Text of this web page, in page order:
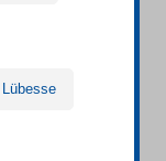
Lübesse